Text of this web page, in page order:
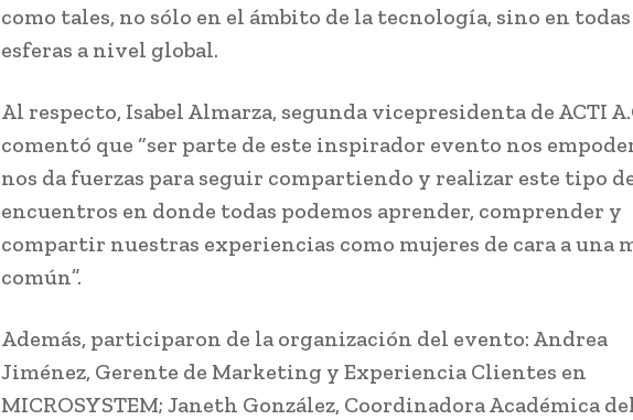
como tales, no sólo en el ámbito de la tecnología, sino en
esferas a nivel global.
Al respecto, Isabel Almarza, segunda vicepresidenta de ACTI
comentó que “ser parte de este inspirador evento nos
nos da fuerzas para seguir compartiendo y realizar este tipo
encuentros en donde todas podemos aprender, comprender y
compartir nuestras experiencias como mujeres de cara a una
común”.
Además, participaron de la organización del evento: Andrea
Jiménez, Gerente de Marketing y Experiencia Clientes en
MICROSYSTEM; Janeth González, Coordinadora Académica